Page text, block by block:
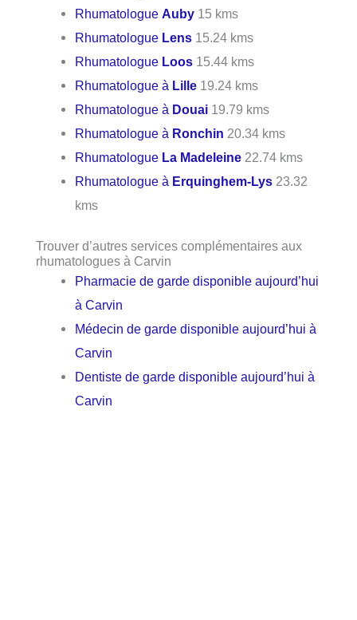
RhumatologueAuby 15 kms
Rhumatologue Lens 15.24 kms
Rhumatologue Loos 15.44 kms
Rhumatologue à Lille 19.24 kms
Rhumatologue à Douai 19.79 kms
Rhumatologue à Ronchin 20.34 kms
Rhumatologue La Madeleine 22.74 kms
Rhumatologue à Erquinghem-Lys 23.32
kms
Trouver d’autres services complémentaires aux
rhumatologues à Carvin
Pharmacie de garde disponible aujourd’hui
à Carvin
Médecin de garde disponible aujourd’hui à
Carvin
Dentiste de garde disponible aujourd’hui à
Carvin